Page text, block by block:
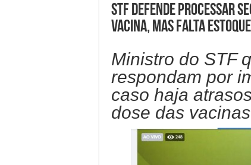
STF defende processar
vacina, mas falta estoque
Ministro do STF
respondam por
caso haja
dose das